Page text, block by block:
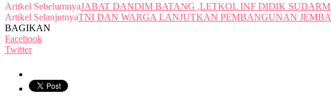
Aritkel SebelumnyaJABAT DANDIM BATANG ,LETKOL INF DIDIK
Artikel SelanjutnyaTNI DAN WARGA LANJUTKAN PEMBANGUNAN
BAGIKAN
Facebook
Twitter